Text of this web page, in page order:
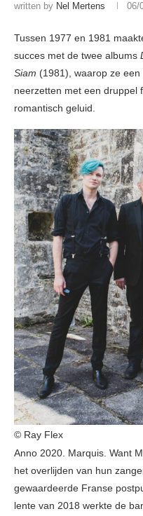
written by Nel Mertens 06/
Tussen 1977 en 1981
succes met de twee albums
Siam (1981), waarop ze
neerzetten met een druppel
romantisch geluid.
© Ray Flex
Anno 2020. Marquis. Want
het overlijden van hun
gewaardeerde Franse
lente van 2018 werkte de